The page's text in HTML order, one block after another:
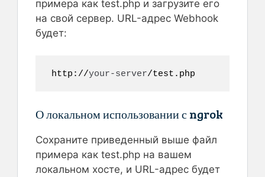
примера как test.php и загрузите его
на свой сервер. URL-адрес Webhook
будет:
http://your-server/test.php
О локальном использовании с ngrok
Сохраните приведенный выше файл
примера как test.php на вашем
локальном хосте, и URL-адрес будет